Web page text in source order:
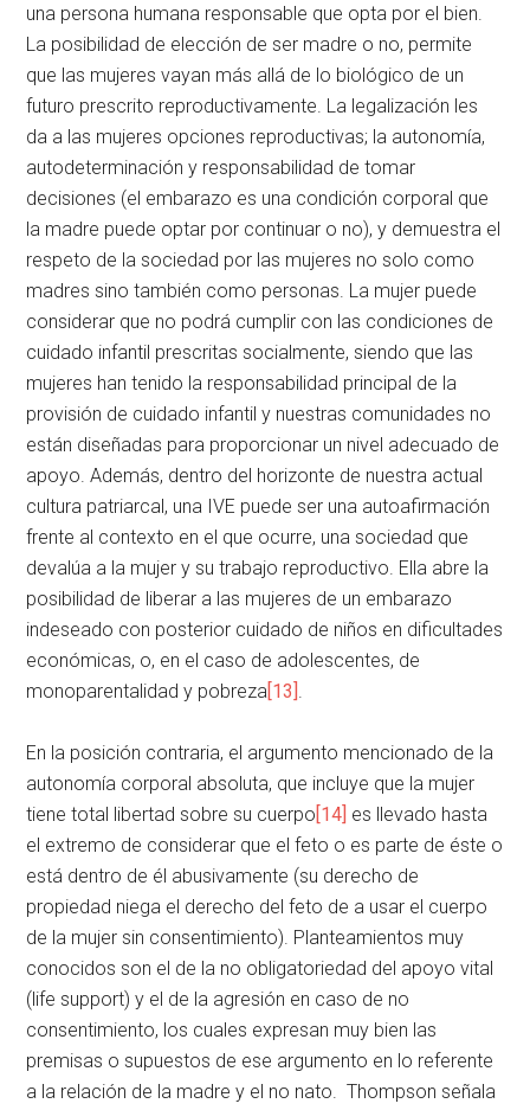
una persona humana responsable que opta por el bien.
La posibilidad de elección de ser madre o no, permite
que las mujeres vayan más allá de lo biológico de un
futuro prescrito reproductivamente. La legalización les
da a las mujeres opciones reproductivas; la autonomía,
autodeterminación y responsabilidad de tomar
decisiones (el embarazo es una condición corporal que
la madre puede optar por continuar o no), y demuestra el
respeto de la sociedad por las mujeres no solo como
madres sino también como personas. La mujer puede
considerar que no podrá cumplir con las condiciones de
cuidado infantil prescritas socialmente, siendo que las
mujeres han tenido la responsabilidad principal de la
provisión de cuidado infantil y nuestras comunidades no
están diseñadas para proporcionar un nivel adecuado de
apoyo. Además, dentro del horizonte de nuestra actual
cultura patriarcal, una IVE puede ser una autoafirmación
frente al contexto en el que ocurre, una sociedad que
devalúa a la mujer y su trabajo reproductivo. Ella abre la
posibilidad de liberar a las mujeres de un embarazo
indeseado con posterior cuidado de niños en dificultades
económicas, o, en el caso de adolescentes, de
monoparentalidad y pobreza[13].
En la posición contraria, el argumento mencionado de la
autonomía corporal absoluta, que incluye que la mujer
tiene total libertad sobre su cuerpo[14] es llevado hasta
el extremo de considerar que el feto o es parte de éste o
está dentro de él abusivamente (su derecho de
propiedad niega el derecho del feto de a usar el cuerpo
de la mujer sin consentimiento). Planteamientos muy
conocidos son el de la no obligatoriedad del apoyo vital
(life support) y el de la agresión en caso de no
consentimiento, los cuales expresan muy bien las
premisas o supuestos de ese argumento en lo referente
a la relación de la madre y el no nato. Thompson señala